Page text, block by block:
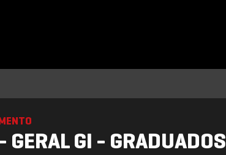
GI - GRADUADOS